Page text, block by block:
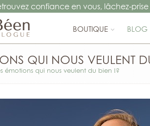
confiance en vous, lâchez-prise
BOUTIQUE BLOG
QUI NOUS VEULENT
émotions qui nous veulent du bien !?